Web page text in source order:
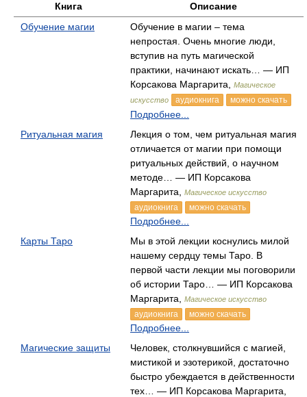
Книга
Описание
Обучение магии
Обучение в магии – тема
непростая. Очень многие люди,
вступив на путь магической
практики, начинают искать… — ИП
Корсакова Маргарита,
Магическое
искусство
аудиокнига можно скачать
Подробнее...
Ритуальная магия
Лекция о том, чем ритуальная магия
отличается от магии при помощи
ритуальных действий, о научном
методе… — ИП Корсакова
Маргарита,
Магическое искусство
аудиокнига можно скачать
Подробнее...
Карты Таро
Мы в этой лекции коснулись милой
нашему сердцу темы Таро. В
первой части лекции мы поговорили
об истории Таро… — ИП Корсакова
Маргарита,
Магическое искусство
аудиокнига можно скачать
Подробнее...
Магические защиты
Человек, столкнувшийся с магией,
мистикой и эзотерикой, достаточно
быстро убеждается в действенности
тех… — ИП Корсакова Маргарита,